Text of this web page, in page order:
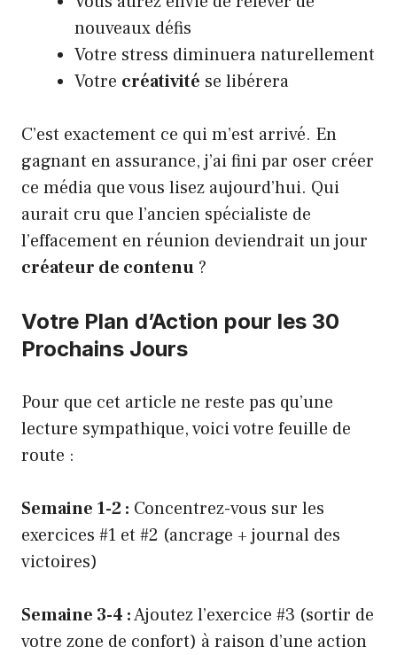
nouveaux défis
Votre stress diminuera naturellement
Votre créativité se libérera
C’est exactement ce qui m’est arrivé. En
gagnant en assurance, j’ai fini par oser créer
ce média que vous lisez aujourd’hui. Qui
aurait cru que l’ancien spécialiste de
l’effacement en réunion deviendrait un jour
créateur de contenu ?
Votre Plan d’Action pour les 30
Prochains Jours
Pour que cet article ne reste pas qu’une
lecture sympathique, voici votre feuille de
route :
Semaine 1-2 : Concentrez-vous sur les
exercices #1 et #2 (ancrage + journal des
victoires)
Semaine 3-4 :Ajoutez l’exercice #3 (sortir de
votre zone de confort) à raison d’une action